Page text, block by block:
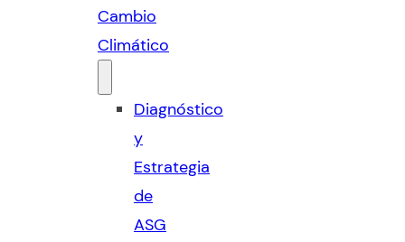
Cambio
Climático
Diagnóstico
y
Estrategia
de
ASG